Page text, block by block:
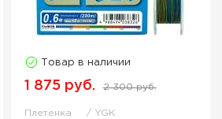
Товар в наличии
1 875 руб. 2 300 руб.
Плетенка YGK